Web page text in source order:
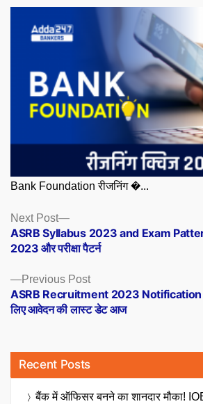
Bank Foundation रीजनिंग �...
Posts
navigation
Previous PostPrevious
post:
ASRB Recruitment 2023 Notification
लिए आवेदन की लास्ट डेट आज
Next Post
Next
post:
ASRB Syllabus 2023 and Exam
2023 और परीक्षा पैटर्न
Recent Posts
बैंक में ऑफिसर बनने का शानदार मौका!